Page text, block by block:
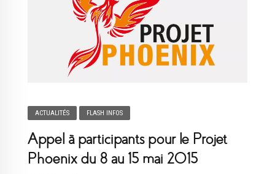
ACTUALITÉS FLASH INFOS
Appel à participants pour le Projet
Phoenix du 8 au 15 mai 2015